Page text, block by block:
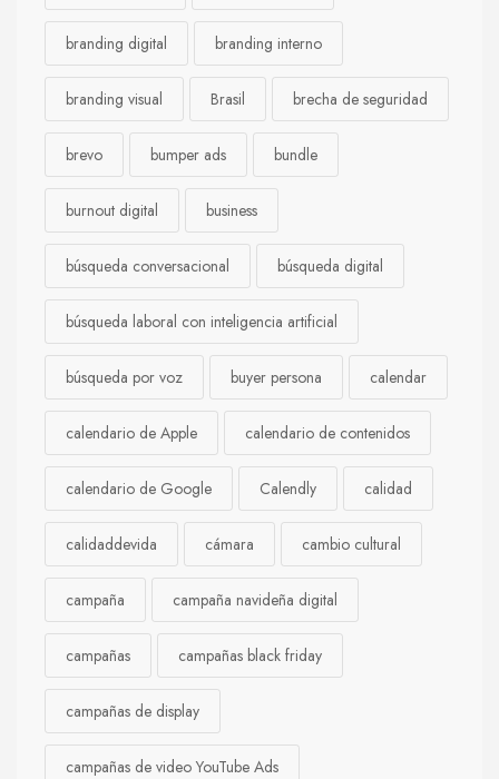
branding digital branding interno
branding visual Brasil brecha de seguridad
brevo bumper ads bundle
burnout digital business
búsqueda conversacional búsqueda digital
búsqueda laboral con inteligencia artificial
búsqueda por voz buyer persona calendar
calendario de Apple calendario de contenidos
calendario de Google Calendly calidad
calidaddevida cámara cambio cultural
campaña campaña navideña digital
campañas campañas black friday
campañas de display
campañas de video YouTube Ads